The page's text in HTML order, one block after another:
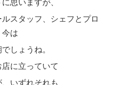
スタッフ、シェフとプロ
は
しょうね。
に立っていて
いずれそれも